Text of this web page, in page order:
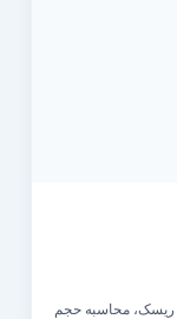
محاسبه حجم